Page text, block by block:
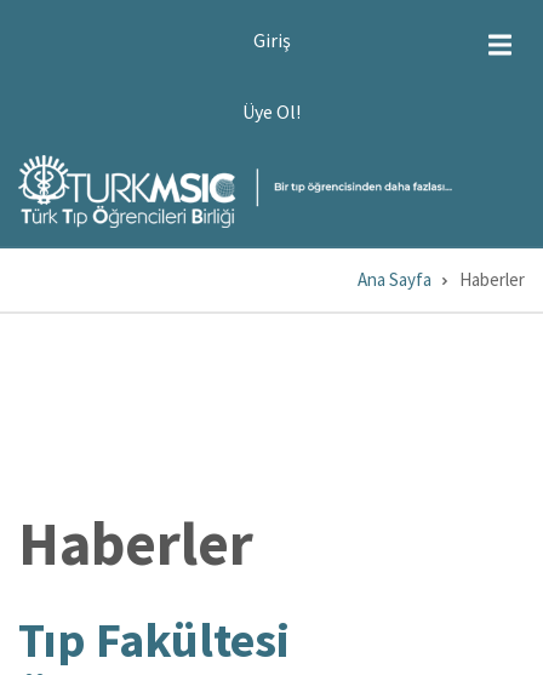
Giriş
Üye Ol!
Ana Sayfa Haberler
Haberler
Tıp Fakültesi